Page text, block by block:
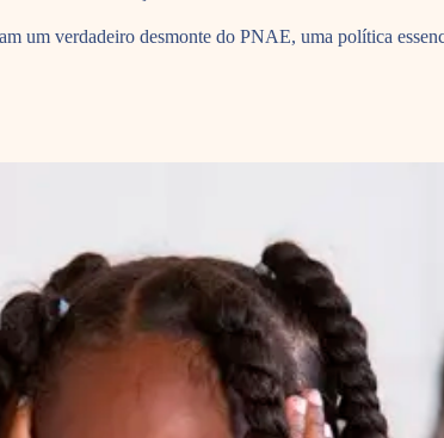
um verdadeiro desmonte do PNAE, uma política